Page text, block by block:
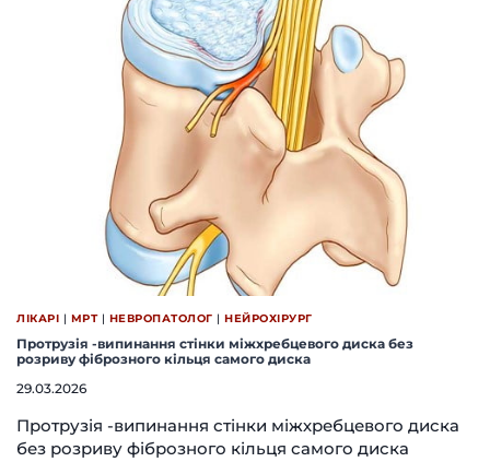
ЛІКАРІ | МРТ| НЕВРОПАТОЛОГ | НЕЙРОХІРУРГ
Протрузія -випинання стінки міжхребцевого диска без
розриву фіброзного кільця самого диска
29.03.2026
Протрузія -випинання стінки міжхребцевого диска
без розриву фіброзного кільця самого диска